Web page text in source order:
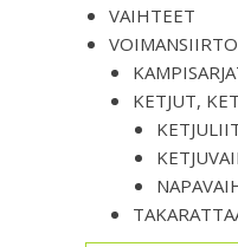
VAIHTEET
VOIMANSIIRTO
KETJUT,